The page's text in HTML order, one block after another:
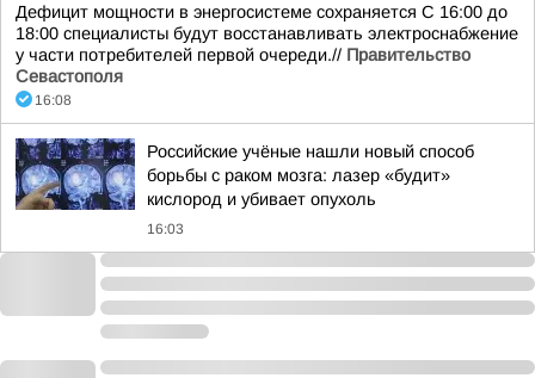
Дефицит мощности в энергосистеме сохраняется С 16:00 до
18:00 специалисты будут восстанавливать электроснабжение
у части потребителей первой очереди.// Правительство
Севастополя
16:08
Российские учёные нашли новый способ
борьбы с раком мозга: лазер «будит»
кислород и убивает опухоль
16:03